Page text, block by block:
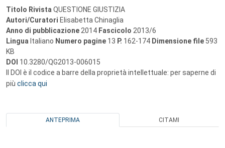
Titolo Rivista QUESTIONE GIUSTIZIA
Autori/Curatori Elisabetta Chinaglia
Anno di pubblicazione 2014 Fascicolo 2013/6
Lingua Italiano Numero pagine 13 P. 162-174 Dimensione file 593
KB
DOI 10.3280/QG2013-006015
Il DOI è il codice a barre della proprietà intellettuale: per saperne di
più clicca qui
ANTEPRIMA CITAMI